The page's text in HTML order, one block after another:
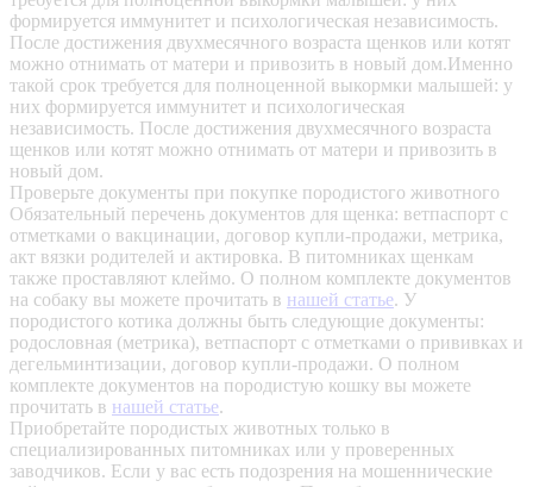
формируется иммунитет и психологическая независимость.
После достижения двухмесячного возраста щенков или котят
можно отнимать от матери и привозить в новый дом.Именно
такой срок требуется для полноценной выкормки малышей: у
них формируется иммунитет и психологическая
независимость. После достижения двухмесячного возраста
щенков или котят можно отнимать от матери и привозить в
новый дом.
Проверьте документы при покупке породистого животного
Обязательный перечень документов для щенка: ветпаспорт с
отметками о вакцинации, договор купли-продажи, метрика,
акт вязки родителей и актировка. В питомниках щенкам
также проставляют клеймо. О полном комплекте документов
на собаку вы можете прочитать в нашей статье. У
породистого котика должны быть следующие документы:
родословная (метрика), ветпаспорт с отметками о прививках и
дегельминтизации, договор купли-продажи. О полном
комплекте документов на породистую кошку вы можете
прочитать в нашей статье.
Приобретайте породистых животных только в
специализированных питомниках или у проверенных
заводчиков. Если у вас есть подозрения на мошеннические